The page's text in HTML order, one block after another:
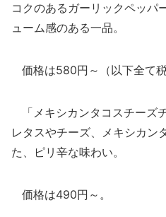
コクのあるガーリックペッパ
ューム感のある一品。
価格は580円～（以下全て税
「メキシカンタコスチーズ
レタスやチーズ、メキシカン
た、ピリ辛な味わい。
価格は490円～。